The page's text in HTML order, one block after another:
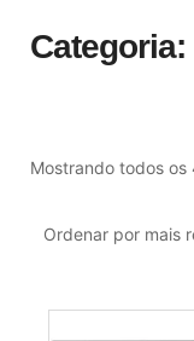
Mostrando todos os